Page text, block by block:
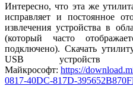
Интересно, что эта же
исправляет и постоянное
извлечения устройства в
(который часто
подключено). Скачать
USB
Майкрософт: https://
0817-40DC-817D-